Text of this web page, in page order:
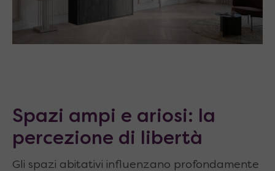
Spazi ampi e ariosi: la
percezione di libertà
Gli spazi abitativi influenzano profondamente